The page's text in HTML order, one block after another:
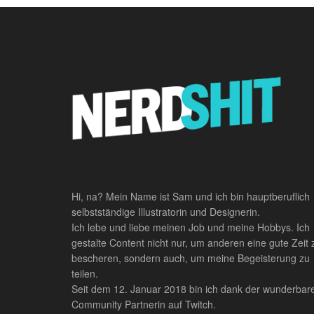
Hi, na? Mein Name ist Sam und ich bin hauptberuflich
selbstständige Illustratorin und Designerin.
Ich lebe und liebe meinen Job und meine Hobbys. Ich
gestalte Content nicht nur, um anderen eine gute Zeit
bescheren, sondern auch, um meine Begeisterung zu
teilen.
Seit dem 12. Januar 2018 bin ich dank der
Community Partnerin auf Twitch.